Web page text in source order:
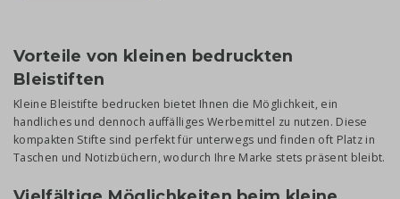
Vorteile von kleinen bedruckten
Bleistiften
Kleine Bleistifte bedrucken bietet Ihnen die Möglichkeit, ein
handliches und dennoch auffälliges Werbemittel zu nutzen. Diese
kompakten Stifte sind perfekt für unterwegs und finden oft Platz in
Taschen und Notizbüchern, wodurch Ihre Marke stets präsent bleibt.